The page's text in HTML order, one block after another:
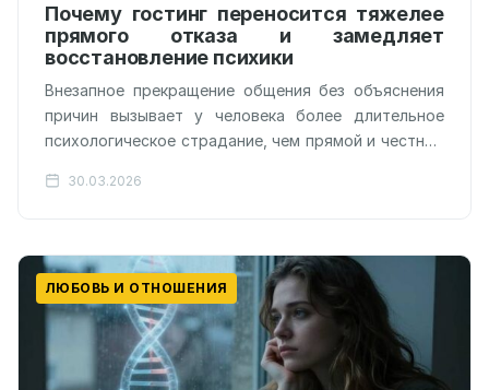
Почему гостинг переносится тяжелее
прямого отказа и замедляет
восстановление психики
Внезапное прекращение общения без объяснения
причин вызывает у человека более длительное
психологическое страдание, чем прямой и честный
Computers in Human…
30.03.2026
ЛЮБОВЬ И ОТНОШЕНИЯ